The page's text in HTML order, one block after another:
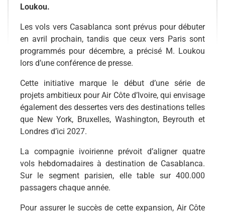
Loukou.
Les vols vers Casablanca sont prévus pour débuter
en avril prochain, tandis que ceux vers Paris sont
programmés pour décembre, a précisé M. Loukou
lors d’une conférence de presse.
Cette initiative marque le début d’une série de
projets ambitieux pour Air Côte d’Ivoire, qui envisage
également des dessertes vers des destinations telles
que New York, Bruxelles, Washington, Beyrouth et
Londres d’ici 2027.
La compagnie ivoirienne prévoit d’aligner quatre
vols hebdomadaires à destination de Casablanca.
Sur le segment parisien, elle table sur 400.000
passagers chaque année.
Pour assurer le succès de cette expansion, Air Côte